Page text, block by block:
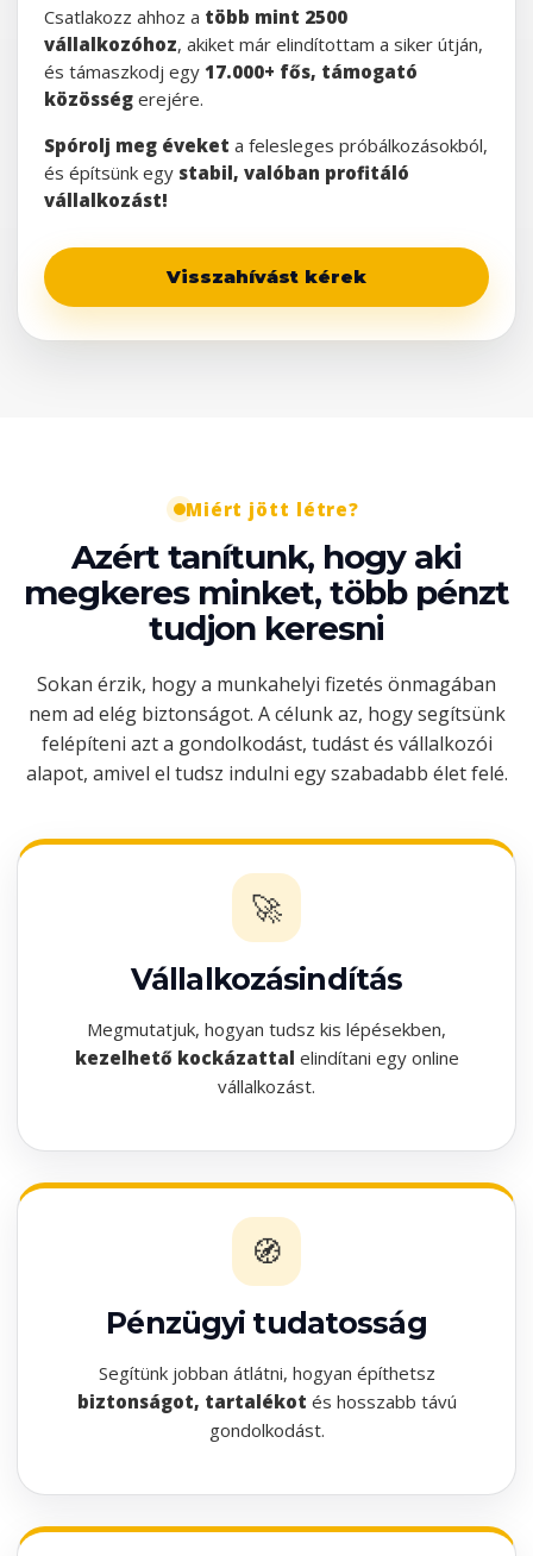
Csatlakozz ahhoz a több mint 2500
vállalkozóhoz, akiket már elindítottam a siker útján,
és támaszkodj egy 17.000+ fős, támogató
közösség erejére.
Spórolj meg éveket a felesleges próbálkozásokból,
és építsünk egy stabil, valóban profitáló
vállalkozást!
Visszahívást kérek
Miért jött létre?
Azért tanítunk, hogy aki
megkeres minket, több pénzt
tudjon keresni
Sokan érzik, hogy a munkahelyi fizetés önmagában
nem ad elég biztonságot. A célunk az, hogy segítsünk
felépíteni azt a gondolkodást, tudást és vállalkozói
alapot, amivel el tudsz indulni egy szabadabb élet felé.
🚀
Vállalkozásindítás
Megmutatjuk, hogyan tudsz kis lépésekben,
kezelhető kockázattal elindítani egy online
vállalkozást.
🧭
Pénzügyi tudatosság
Segítünk jobban átlátni, hogyan építhetsz
biztonságot, tartalékot és hosszabb távú
gondolkodást.